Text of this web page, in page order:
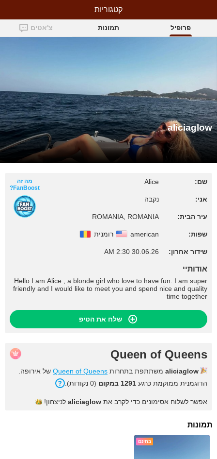
aliciaglow
פרופיל תמונות צ'אטים
aliciaglow
שם: Alice
אני: נקבה
עיר הבית: ROMANIA, ROMANIA
שפות: american רומנית
שידור אחרון: 30.06.26 2:30 AM
מה זה
FanBoost?
אודותיי
Hello I am Alice , a blonde girl who love to have fun. I am super
friendly and I would like to meet you and spend nice and quality
time together
שלח את הטיפ
Queen of Queens
aliciaglow משתתפת בתחרות Queen of Queens של אירופה.
הדוגמנית ממוקמת כרגע 1291 במקום (0 נקודות).
אפשר לשלוח אסימונים כדי לקרב את aliciaglow לניצחון!
תמונות
בחינם
קטגוריות